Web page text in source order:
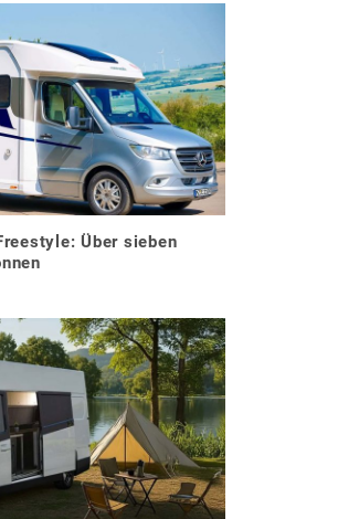
Über sieben